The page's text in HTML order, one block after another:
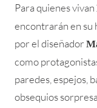
Para quienes vivan
encontrarán en su
por el diseñador
como
paredes, espejos,
obsequios